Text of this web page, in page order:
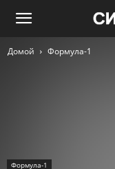
Домой Формула-1
Формула-1